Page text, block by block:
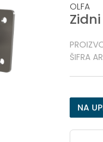
OLFA
ŠIFRA
NA